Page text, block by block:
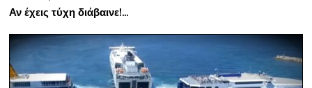
Αν έχεις τύχη διάβαινε!…